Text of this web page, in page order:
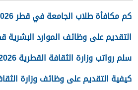
كم مكافأة طلاب الجامعة في قطر 2026
التقديم على وظائف الموارد البشرية قطر
سلم رواتب وزارة الثقافة القطرية 2026
كيفية التقديم على وظائف وزارة